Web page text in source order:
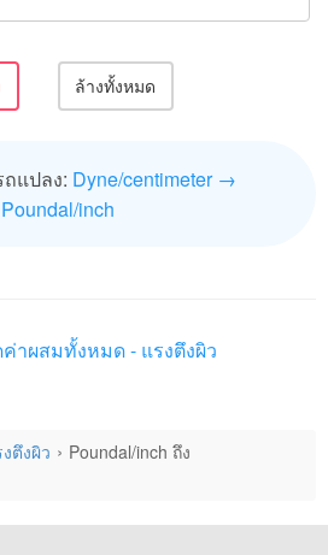
แปลง: Dyne/centimeter →
Poundal/inch
าผสมทั้งหมด - แรงตึงผิว
ตึงผิว
Poundal/inch ถึง